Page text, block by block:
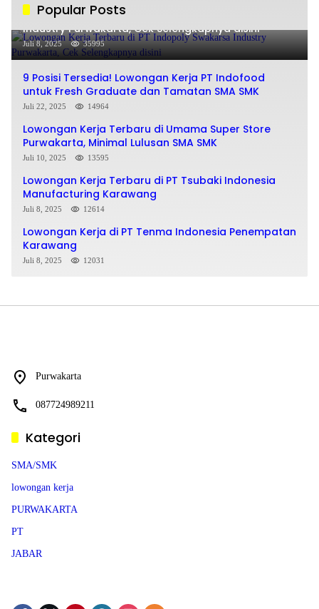
Popular Posts
Lowongan Kerja Terbaru di PT Indopoly Swakarsa
Industry Purwakarta, Cek Selengkapnya disini
Juli 8, 2025 35995
9 Posisi Tersedia! Lowongan Kerja PT Indofood
untuk Fresh Graduate dan Tamatan SMA SMK
Juli 22, 2025 14964
Lowongan Kerja Terbaru di Umama Super Store
Purwakarta, Minimal Lulusan SMA SMK
Juli 10, 2025 13595
Lowongan Kerja Terbaru di PT Tsubaki Indonesia
Manufacturing Karawang
Juli 8, 2025 12614
Lowongan Kerja di PT Tenma Indonesia Penempatan
Karawang
Juli 8, 2025 12031
Purwakarta
087724989211
Kategori
SMA/SMK
lowongan kerja
PURWAKARTA
PT
JABAR